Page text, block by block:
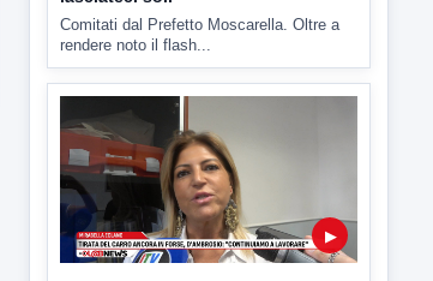
▶
6 AGOSTO 2026 ATTUALITÀ
Tirata del Carro ancora in forse,
D'Ambrosio: continuiamo a lavorare
L'assessore comunale alla Cultura di
Mirabella Eclano, Raffaella Rita
D'Ambrosio,...